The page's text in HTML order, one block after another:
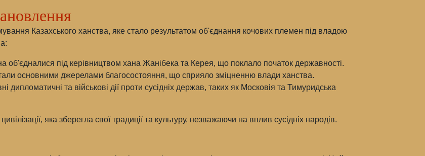
Казахського ханства, яке стало результатом об'єднання кочових племен під владою
об'єдналися під керівництвом хана Жанібека та Керея, що поклало початок державності.
основними джерелами благосостояння, що сприяло зміцненню влади ханства.
дипломатичні та військові дії проти сусідніх держав, таких як Московія та Тимуридська
яка зберегла свої традиції та культуру, незважаючи на вплив сусідніх народів.